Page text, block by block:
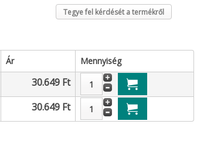
Tegye fel kérdését a termékről
Ár
Mennyiség
30.649 Ft
30.649 Ft